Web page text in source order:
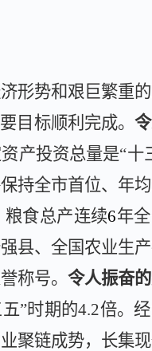
形势和艰巨繁重
目标顺利完成。
产投资总量是“十
持全市首位、年
食总产连续6年
县、全国农业生
称号。 令人振奋的
”时期的4.2倍。
聚链成势，长集